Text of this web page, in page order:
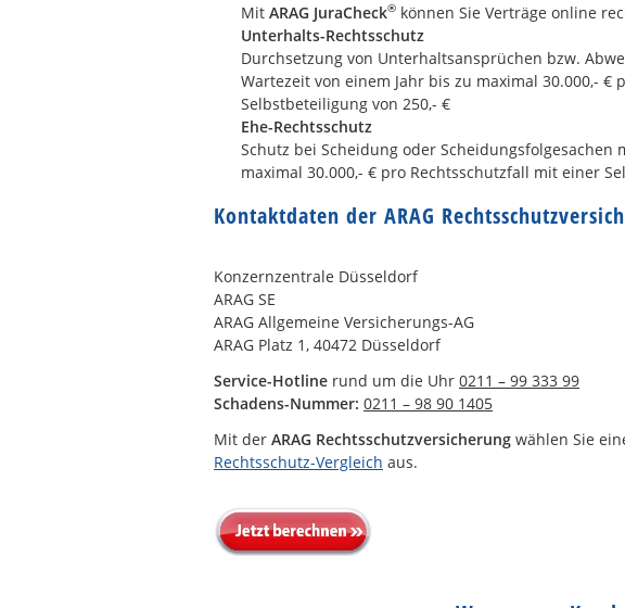
Mit ARAG JuraCheck® können Sie Verträge online
Unterhalts-Rechtsschutz
Durchsetzung von Unterhaltsansprüchen bzw.
Wartezeit von einem Jahr bis zu maximal 30.000,-
Selbstbeteiligung von 250,- €
Ehe-Rechtsschutz
Schutz bei Scheidung oder
maximal 30.000,- € pro Rechtsschutzfall mit einer
Kontaktdaten der ARAG
Konzernzentrale Düsseldorf
ARAG SE
ARAG Allgemeine Versicherungs-AG
ARAG Platz 1, 40472 Düsseldorf
Service-Hotline rund um die Uhr 0211 – 99 333 99
Schadens-Nummer: 0211 – 98 90 1405
Mit der ARAG Rechtsschutzversicherung wählen Sie
Rechtsschutz-Vergleich aus.